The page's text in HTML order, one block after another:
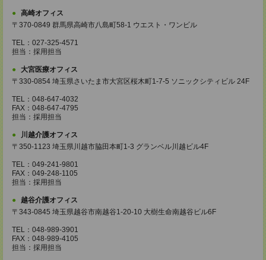
高崎オフィス
〒370-0849 群馬県高崎市八島町58-1 ウエスト・ワンビル
TEL：027-325-4571
担当：採用担当
大宮医療オフィス
〒330-0854 埼玉県さいたま市大宮区桜木町1-7-5 ソニックシティビル 24F
TEL：048-647-4032
FAX：048-647-4795
担当：採用担当
川越介護オフィス
〒350-1123 埼玉県川越市脇田本町1-3 グランベル川越ビル4F
TEL：049-241-9801
FAX：049-248-1105
担当：採用担当
越谷介護オフィス
〒343-0845 埼玉県越谷市南越谷1-20-10 大樹生命南越谷ビル6F
TEL：048-989-3901
FAX：048-989-4105
担当：採用担当